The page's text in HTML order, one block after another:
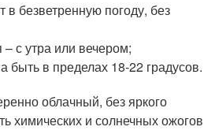
в безветренную погоду, без
с утра или вечером;
быть в пределах 18-22 градусов.
облачный, без яркого
химических и солнечных ожогов